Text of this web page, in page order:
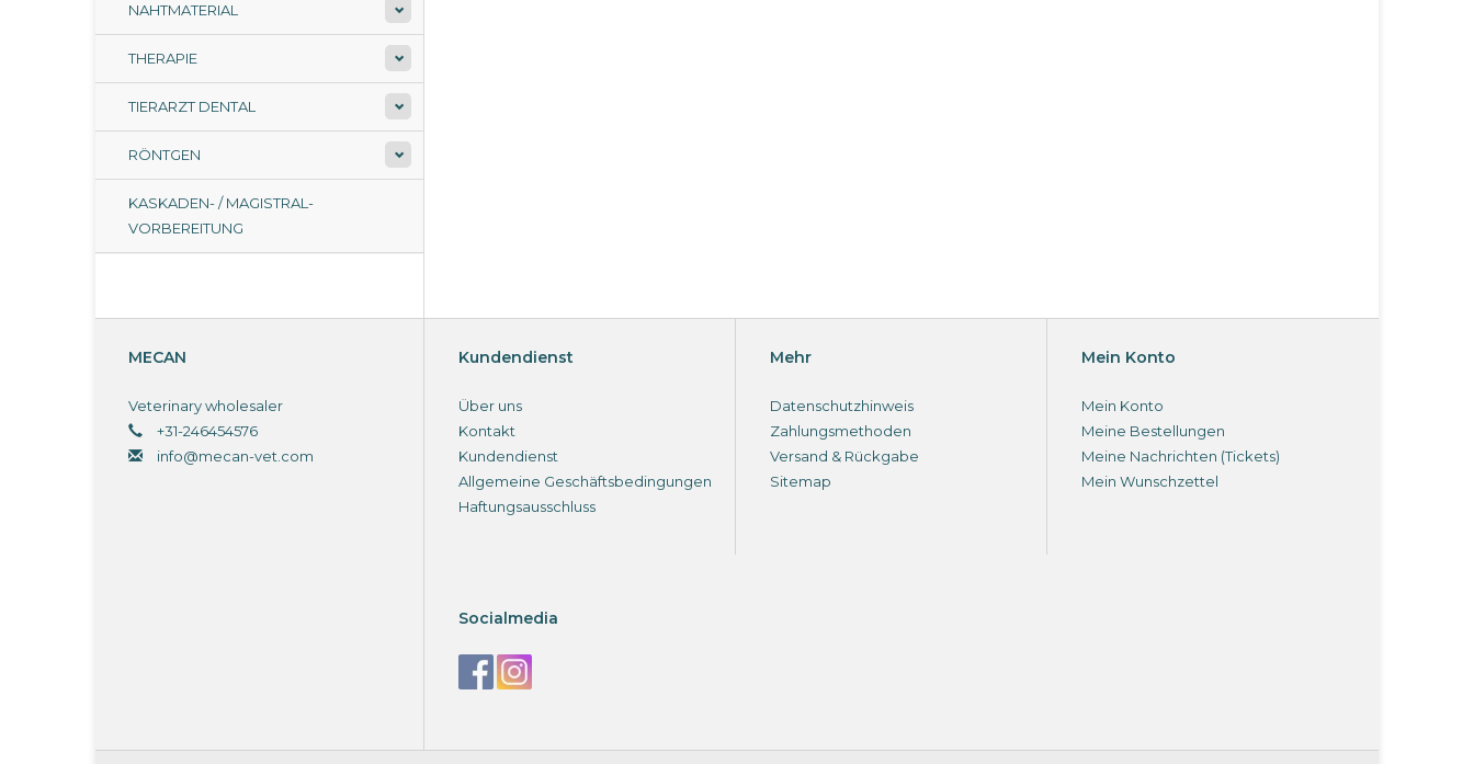
NAHTMATERIAL
THERAPIE
TIERARZT DENTAL
RÖNTGEN
KASKADEN- / MAGISTRAL-
VORBEREITUNG
MECAN
Veterinary wholesaler
+31-246454576
info@mecan-vet.com
Kundendienst
Über uns
Kontakt
Kundendienst
Allgemeine Geschäftsbedingungen
Haftungsausschluss
Mehr
Datenschutzhinweis
Zahlungsmethoden
Versand & Rückgabe
Sitemap
Mein Konto
Mein Konto
Meine Bestellungen
Meine Nachrichten (Tickets)
Mein Wunschzettel
Socialmedia